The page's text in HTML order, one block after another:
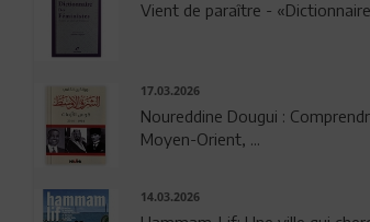
Vient de paraître - «Dictionnaire
17.03.2026
Noureddine Dougui :
Moyen-Orient, ...
14.03.2026